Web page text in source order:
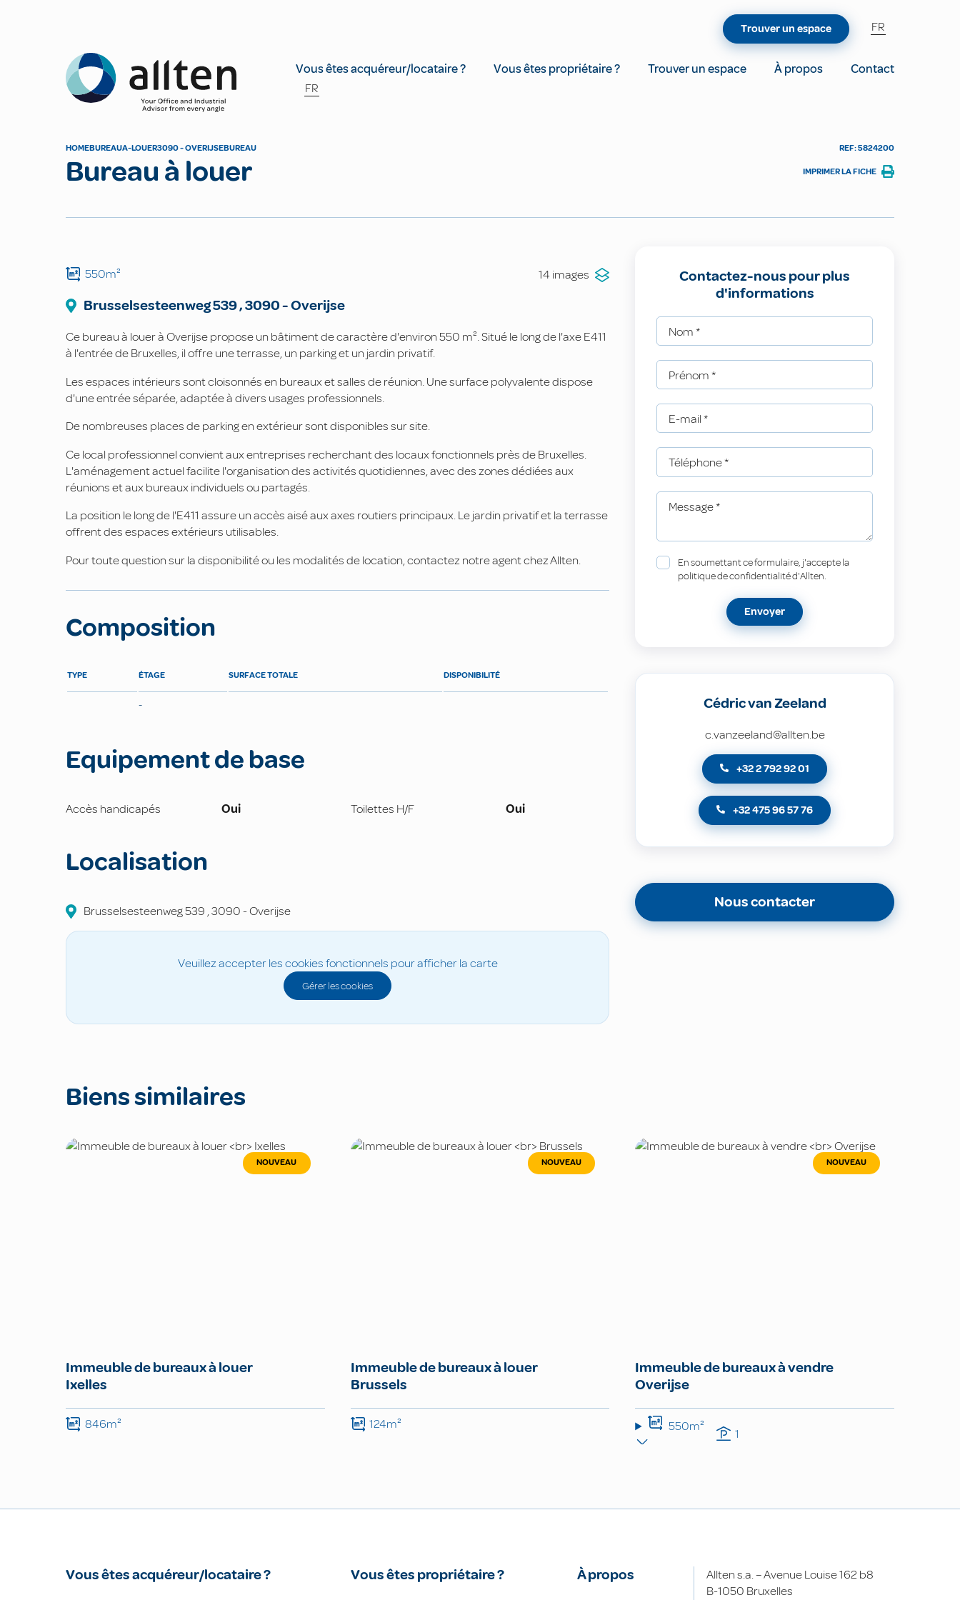
Allten
Vous êtes acquéreur/locataire ? Vous êtes propriétaire ? Trouver un espace À propos
Contact
FR
Trouver un espace FR
HOMEBUREAUA-LOUER3090 - OVERIJSEBUREAU
Bureau à louer
REF: 5824200
IMPRIMER LA FICHE
550m² 14 images
Brusselsesteenweg539,3090-Overijse
Ce bureau à louer à Overijse propose un bâtiment de caractère d'environ 550 m². Situé le long de l'axe E411
à l'entrée de Bruxelles, il offre une terrasse, un parking et un jardin privatif.
Les espaces intérieurs sont cloisonnés en bureaux et salles de réunion. Une surface polyvalente dispose
d'une entrée séparée, adaptée à divers usages professionnels.
De nombreuses places de parking en extérieur sont disponibles sur site.
Ce local professionnel convient aux entreprises recherchant des locaux fonctionnels près de Bruxelles.
L'aménagement actuel facilite l'organisation des activités quotidiennes, avec des zones dédiées aux
réunions et aux bureaux individuels ou partagés.
La position le long de l'E411 assure un accès aisé aux axes routiers principaux. Le jardin privatif et la terrasse
offrent des espaces extérieurs utilisables.
Pour toute question sur la disponibilité ou les modalités de location, contactez notre agent chez Allten.
Composition
TYPE ÉTAGE SURFACE TOTALE DISPONIBILITÉ
-
Equipement de base
Accès handicapés Oui Toilettes H/F Oui
Localisation
Brusselsesteenweg539 ,3090-Overijse
Veuillez accepter les cookies fonctionnels pour afficher la carte
Gérer les cookies
Contactez-nous pour plus
d'informations
Nom *
Prénom *
E-mail *
Téléphone*
Message*
En soumettant ce formulaire, j'accepte la
politique de confidentialité d'Allten.
Envoyer
Cédric van Zeeland
c.vanzeeland@allten.be
+32 2 792 92 01
+32 475 96 57 76
Nous contacter
Biens similaires
NOUVEAU
Immeuble de bureaux à louer
Ixelles
846m²
NOUVEAU
Immeuble de bureaux à louer
Brussels
124m²
NOUVEAU
Immeuble de bureaux à vendre
Overijse
550m² 1
Vous êtes acquéreur/locataire ?
Vous êtes propriétaire ?
À propos
Allten s.a. – Avenue Louise 162 b8
B-1050 Bruxelles